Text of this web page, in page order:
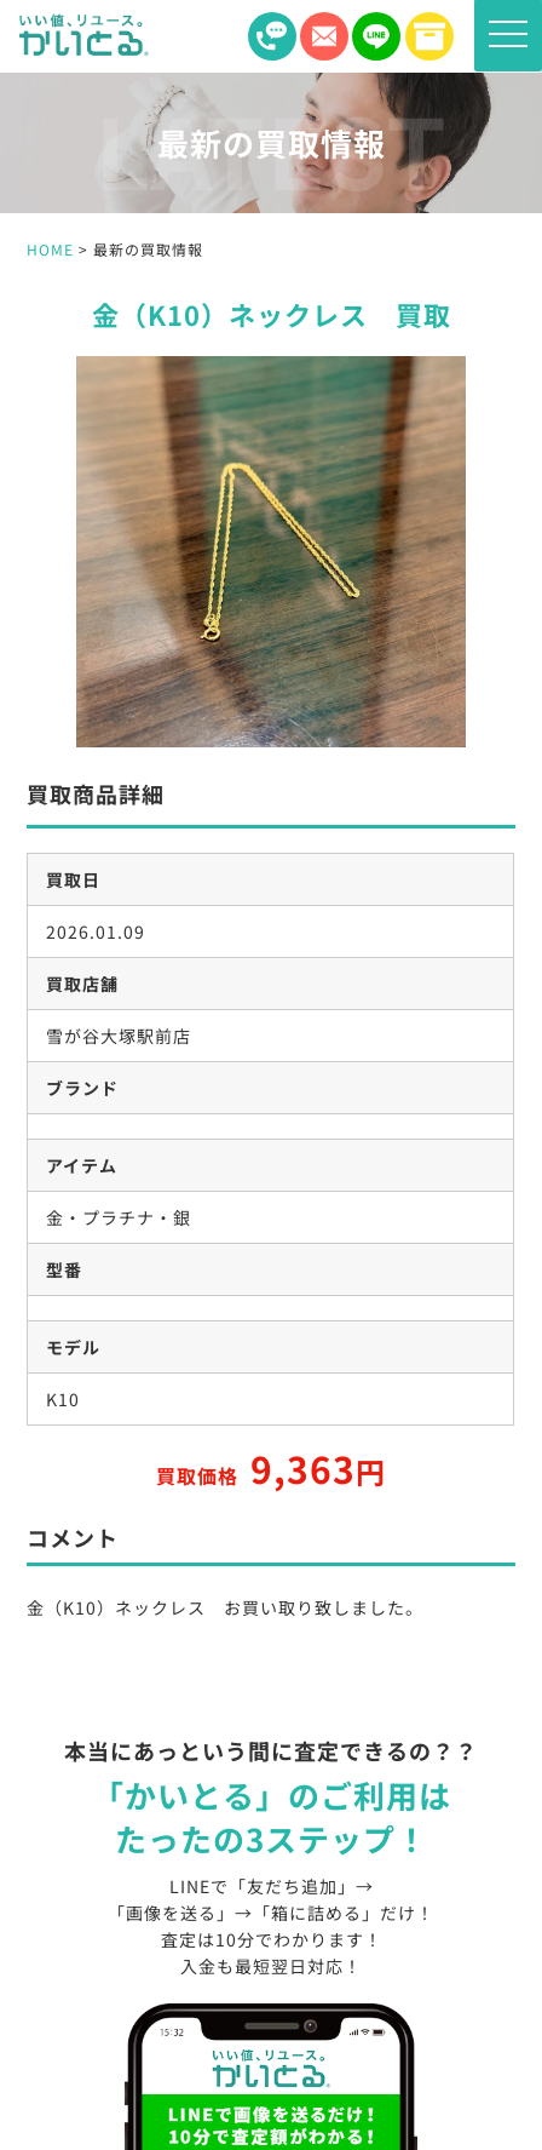
toggle
最新の買取情報
HOME 最新の買取情報
金（K10）ネックレス 買取
買取商品詳細
買取日
2026.01.09
買取店舗
雪が谷大塚駅前店
ブランド
アイテム
金・プラチナ・銀
型番
モデル
K10
買取価格 9,363円
コメント
金（K10）ネックレス お買い取り致しました。
本当にあっという間に査定できるの？？
「かいとる」のご利用は
たったの3ステップ！
LINEで「友だち追加」→
「画像を送る」→「箱に詰める」だけ！
査定は10分でわかります！
入金も最短翌日対応！